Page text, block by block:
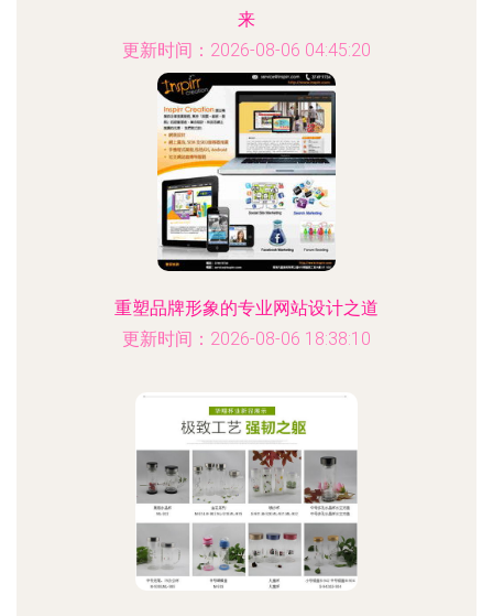
来
更新时间：2026-08-06 04:45:20
重塑品牌形象的专业网站设计之道
更新时间：2026-08-06 18:38:10